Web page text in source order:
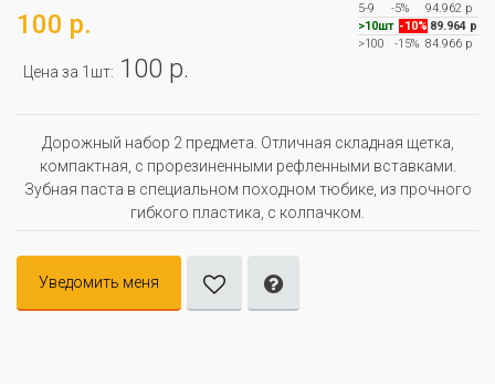
100 р.
Цена за 1шт: 100 р.
5-9
-5%
94.962 р
>10шт -10% 89.964 р
>100
-15% 84.966 р
Дорожный набор 2 предмета. Отличная складная щетка,
компактная, с прорезиненными рефленными вставками.
Зубная паста в специальном походном тюбике, из прочного
гибкого пластика, с колпачком.
Уведомить меня